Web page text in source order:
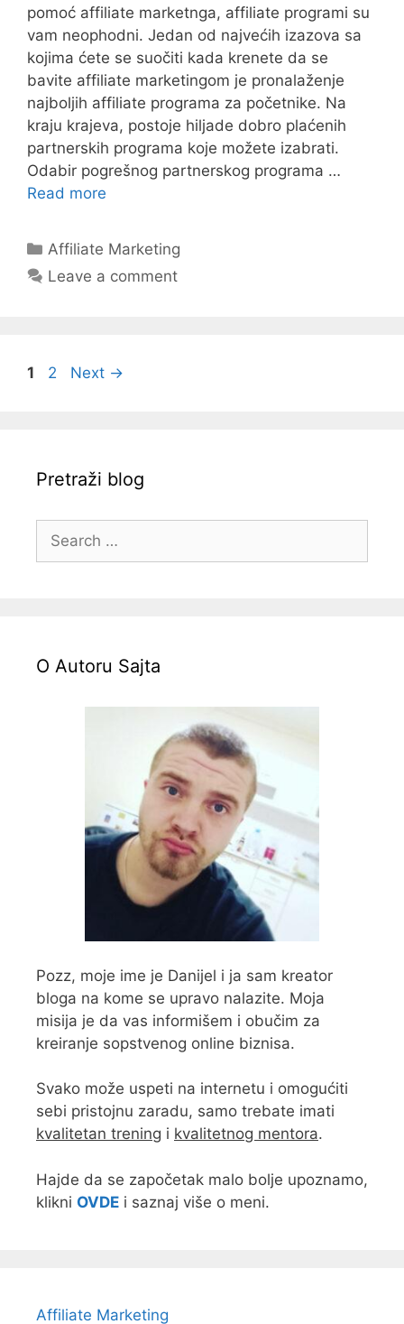
pomoć affiliate marketnga, affiliate programi su
vam neophodni. Jedan od najvećih izazova sa
kojima ćete se suočiti kada krenete da se
bavite affiliate marketingom je pronalaženje
najboljih affiliate programa za početnike. Na
kraju krajeva, postoje hiljade dobro plaćenih
partnerskih programa koje možete izabrati.
Odabir pogrešnog partnerskog programa …
Read more
Categories
Affiliate Marketing
Leave a comment
Page
1 Page
2 Next →
Pretraži blog
Search
for:
O Autoru Sajta
Pozz, moje ime je Danijel i ja sam kreator
bloga na kome se upravo nalazite. Moja
misija je da vas informišem i obučim za
kreiranje sopstvenog online biznisa.
Svako može uspeti na internetu i omogućiti
sebi pristojnu zaradu, samo trebate imati
kvalitetan trening i kvalitetnog mentora.
Hajde da se započetak malo bolje upoznamo,
klikni OVDE i saznaj više o meni.
Affiliate Marketing